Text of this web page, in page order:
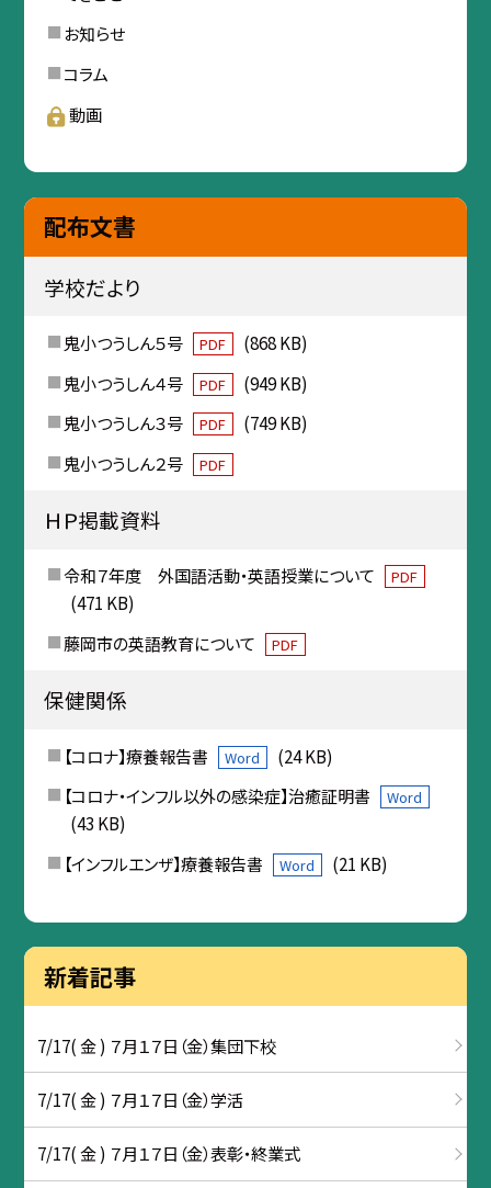
お知らせ
コラム
動画
配布文書
学校だより
鬼小つうしん５号 PDF
(868 KB)
鬼小つうしん４号
PDF
(949 KB)
鬼小つうしん３号
PDF
(749 KB)
鬼小つうしん２号
PDF
ＨＰ掲載資料
令和７年度 外国語活動・英語授業について PDF
(471 KB)
藤岡市の英語教育について
PDF
保健関係
【コロナ】療養報告書 Word
(24 KB)
【コロナ・インフル以外の感染症】治癒証明書
Word
(43 KB)
【インフルエンザ】療養報告書
Word (21 KB)
新着記事
7/17( 金 ) ７月１７日（金）集団下校
7/17( 金 ) ７月１７日（金）学活
7/17( 金 ) ７月１７日（金）表彰・終業式